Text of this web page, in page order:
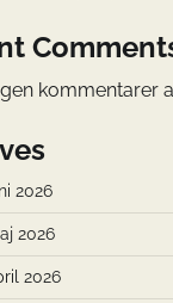
kommentarer
2026
2026
2026